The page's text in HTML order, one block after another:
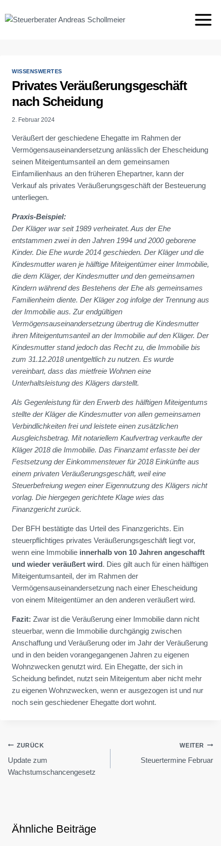
Inhalt
WISSENSWERTES
Privates Veräußerungsgeschäft
nach Scheidung
2. Februar 2024
Veräußert der geschiedene Ehegatte im Rahmen der
Vermögensauseinandersetzung anlässlich der Ehescheidung
seinen Miteigentumsanteil an dem gemeinsamen
Einfamilienhaus an den früheren Ehepartner, kann der
Verkauf als privates Veräußerungsgeschäft der Besteuerung
unterliegen.
Praxis-Beispiel:
Der Kläger war seit 1989 verheiratet. Aus der Ehe
entstammen zwei in den Jahren 1994 und 2000 geborene
Kinder. Die Ehe wurde 2014 geschieden. Der Kläger und die
Kindesmutter waren je hälftige Miteigentümer einer Immobilie,
die dem Kläger, der Kindesmutter und den gemeinsamen
Kindern während des Bestehens der Ehe als gemeinsames
Familienheim diente. Der Kläger zog infolge der Trennung aus
der Immobilie aus. Zur endgültigen
Vermögensauseinandersetzung übertrug die Kindesmutter
ihren Miteigentumsanteil an der Immobilie auf den Kläger. Der
Kindesmutter stand jedoch das Recht zu, die Immobilie bis
zum 31.12.2018 unentgeltlich zu nutzen. Es wurde
vereinbart, dass das mietfreie Wohnen eine
Unterhaltsleistung des Klägers darstellt.
Als Gegenleistung für den Erwerb des hälftigen Miteigentums
stellte der Kläger die Kindesmutter von allen gemeinsamen
Verbindlichkeiten frei und leistete einen zusätzlichen
Ausgleichsbetrag. Mit notariellem Kaufvertrag verkaufte der
Kläger 2018 die Immobilie. Das Finanzamt erfasste bei der
Festsetzung der Einkommensteuer für 2018 Einkünfte aus
einem privaten Veräußerungsgeschäft, weil eine
Steuerbefreiung wegen einer Eigennutzung des Klägers nicht
vorlag. Die hiergegen gerichtete Klage wies das
Finanzgericht zurück.
Der BFH bestätigte das Urteil des Finanzgerichts. Ein
steuerpflichtiges privates Veräußerungsgeschäft liegt vor,
wenn eine Immobilie innerhalb von 10 Jahren angeschafft
und wieder veräußert wird. Dies gilt auch für einen hälftigen
Miteigentumsanteil, der im Rahmen der
Vermögensauseinandersetzung nach einer Ehescheidung
von einem Miteigentümer an den anderen veräußert wird.
Fazit: Zwar ist die Veräußerung einer Immobilie dann nicht
steuerbar, wenn die Immobilie durchgängig zwischen
Anschaffung und Veräußerung oder im Jahr der Veräußerung
und in den beiden vorangegangenen Jahren zu eigenen
Wohnzwecken genutzt wird. Ein Ehegatte, der sich in
Scheidung befindet, nutzt sein Miteigentum aber nicht mehr
zu eigenen Wohnzwecken, wenn er ausgezogen ist und nur
noch sein geschiedener Ehegatte dort wohnt.
Beitragsnavigation
ZURÜCK
Update zum
Wachstumschancengesetz
WEITER
Steuertermine Februar
Ähnliche Beiträge